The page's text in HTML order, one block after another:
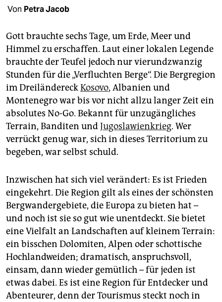
shop
fragen & hilfe
unterstützen
abo
genossenschaft
epaper login
Von Petra Jacob
Gott brauchte sechs Tage, um Erde, Meer und
Himmel zu erschaffen. Laut einer lokalen Legende
brauchte der Teufel jedoch nur vierundzwanzig
Stunden für die „Verfluchten Berge“. Die Bergregion
im DreiländereckKosovo, Albanien und
Montenegro war bis vor nicht allzu langer Zeit ein
absolutes No-Go. Bekannt für unzugängliches
Terrain, Banditen undJugoslawienkrieg. Wer
verrückt genug war, sich in dieses Territorium zu
begeben, war selbst schuld.
Inzwischen hat sich viel verändert: Es ist Frieden
eingekehrt. Die Region gilt als eines der schönsten
Bergwandergebiete, die Europa zu bieten hat –
und noch ist sie so gut wie unentdeckt. Sie bietet
eine Vielfalt an Landschaften auf kleinem Terrain:
ein bisschen Dolomiten, Alpen oder schottische
Hochlandweiden; dramatisch, anspruchsvoll,
einsam, dann wieder gemütlich – für jeden ist
etwas dabei. Es ist eine Region für Entdecker und
Abenteurer, denn der Tourismus steckt noch in